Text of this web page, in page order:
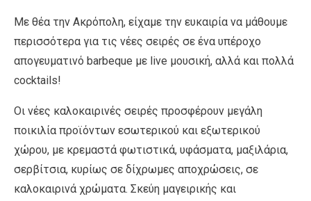
Με θέα την Ακρόπολη, είχαμε την ευκαιρία να μάθουμε
περισσότερα για τις νέες σειρές σε ένα υπέροχο
απογευματινό barbeque με live μουσική, αλλά και πολλά
cocktails!
Οι νέες καλοκαιρινές σειρές προσφέρουν μεγάλη
ποικιλία προϊόντων εσωτερικού και εξωτερικού
χώρου, με κρεμαστά φωτιστικά, υφάσματα, μαξιλάρια,
σερβίτσια, κυρίως σε δίχρωμες αποχρώσεις, σε
καλοκαιρινά χρώματα. Σκεύη μαγειρικής και